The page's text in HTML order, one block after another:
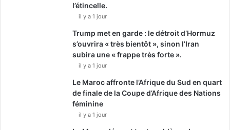
l’étincelle.
il y a 1 jour
Trump met en garde : le détroit d’Hormuz
s’ouvrira « très bientôt », sinon l’Iran
subira une « frappe très forte ».
il y a 1 jour
Le Maroc affronte l’Afrique du Sud en quart
de finale de la Coupe d’Afrique des Nations
féminine
il y a 1 jour